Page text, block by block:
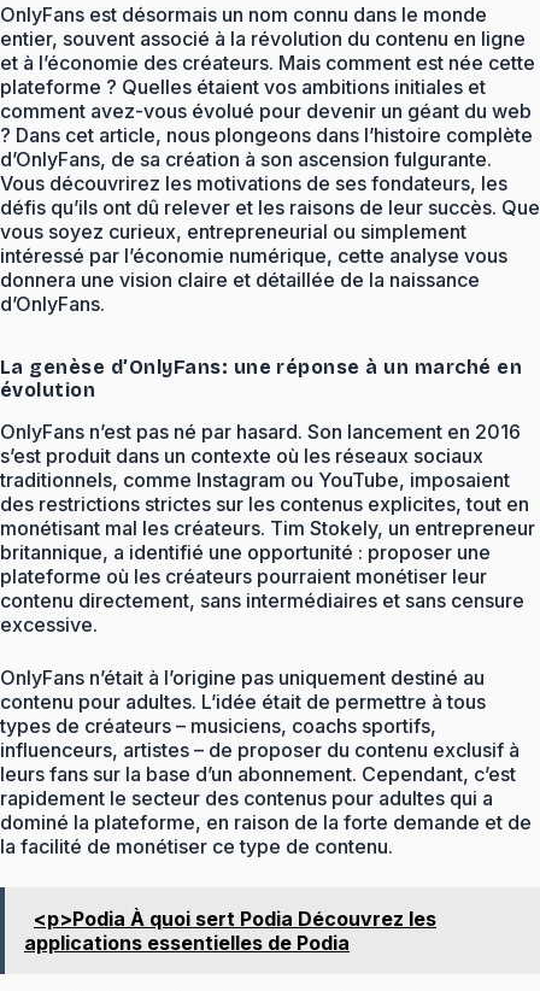
OnlyFans est désormais un nom connu dans le monde
entier, souvent associé à la révolution du contenu en ligne
et à l’économie des créateurs. Mais comment est née cette
plateforme ? Quelles étaient vos ambitions initiales et
comment avez-vous évolué pour devenir un géant du web
? Dans cet article, nous plongeons dans l’histoire complète
d’OnlyFans, de sa création à son ascension fulgurante.
Vous découvrirez les motivations de ses fondateurs, les
défis qu’ils ont dû relever et les raisons de leur succès. Que
vous soyez curieux, entrepreneurial ou simplement
intéressé par l’économie numérique, cette analyse vous
donnera une vision claire et détaillée de la naissance
d’OnlyFans.
La genèse d’OnlyFans: une réponse à un marché en
évolution
OnlyFans n’est pas né par hasard. Son lancement en 2016
s’est produit dans un contexte où les réseaux sociaux
traditionnels, comme Instagram ou YouTube, imposaient
des restrictions strictes sur les contenus explicites, tout en
monétisant mal les créateurs. Tim Stokely, un entrepreneur
britannique, a identifié une opportunité : proposer une
plateforme où les créateurs pourraient monétiser leur
contenu directement, sans intermédiaires et sans censure
excessive.
OnlyFans n’était à l’origine pas uniquement destiné au
contenu pour adultes. L’idée était de permettre à tous
types de créateurs – musiciens, coachs sportifs,
influenceurs, artistes – de proposer du contenu exclusif à
leurs fans sur la base d’un abonnement. Cependant, c’est
rapidement le secteur des contenus pour adultes qui a
dominé la plateforme, en raison de la forte demande et de
la facilité de monétiser ce type de contenu.
<p>Podia À quoi sert Podia Découvrez les
applications essentielles de Podia